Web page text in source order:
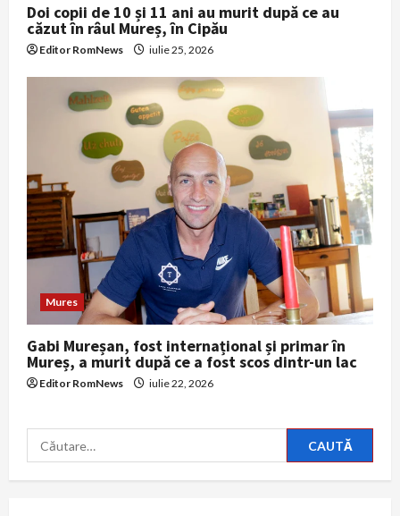
Doi copii de 10 și 11 ani au murit după ce au
căzut în râul Mureș, în Cipău
Editor RomNews iulie 25, 2026
Mures
Gabi Mureșan, fost internațional și primar în
Mureș, a murit după ce a fost scos dintr-un lac
Editor RomNews iulie 22, 2026
Caută
după: